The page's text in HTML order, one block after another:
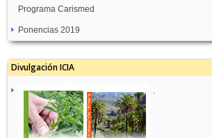
Programa Carismed
Ponencias 2019
Divulgación ICIA